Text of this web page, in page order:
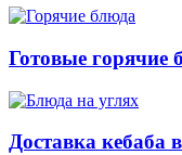
Готовые горячие
Доставка кебаба